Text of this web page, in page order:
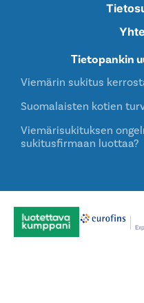
Tietopankin
Viemärin sukitus
Suomalaisten kotien
Viemärisukituksen
sukitusfirmaan luottaa?